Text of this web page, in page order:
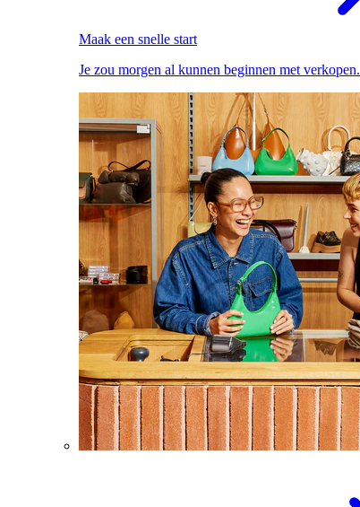
Maak een snelle start
Je zou morgen al kunnen beginnen met verkopen.